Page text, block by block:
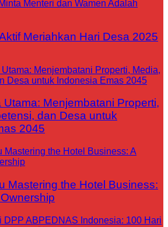
Meriahkan Hari Desa 2025
Utama: Menjembatani Properti,
dan Desa untuk
2045
Mastering the Hotel Business: